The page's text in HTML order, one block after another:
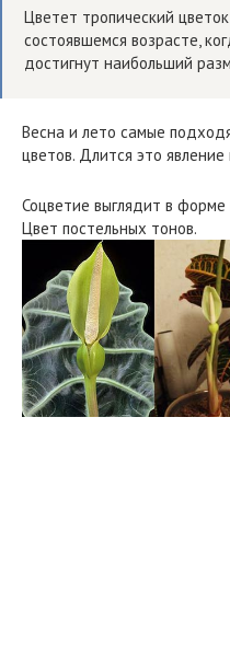
Цветет тропический
состоявшемся возрасте,
достигнут наибольший
Весна и лето самые
цветов. Длится это
Соцветие выглядит в форме
Цвет постельных тонов.